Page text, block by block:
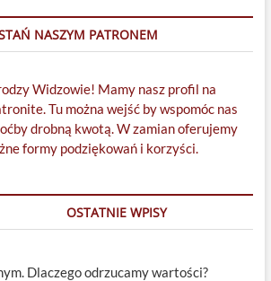
NASZYM PATRONEM
Widzowie! Mamy nasz profil na
Tu można wejść by wspomóc nas
drobną kwotą. W zamian oferujemy
formy podziękowań i korzyści.
OSTATNIE WPISY
Dlaczego odrzucamy wartości?